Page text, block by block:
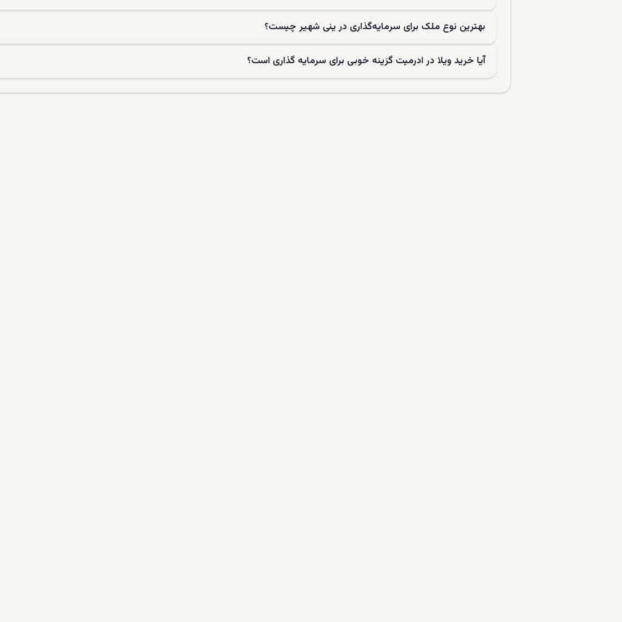
اتباع خارجی مجاز به خرید هر نوع ملک اعم از آپارتمان، ویلا یا زمین هستند، اما برای زمین،
طرح توسعه ضروری است. پس از خرید، امکان درخواست اقامت ترکیه وجود دارد و در
ارزش ملک به حد نصاب قانونی برای شهروندی برسد، خریدار می‌تواند برای دریافت
اقدام کند. رعایت این قوانین و بررسی دقیق مدارک باعث می‌شود فرایند خرید در ادرمیت
بهترین نوع ملک برای سرمایه‌گذاری در ینی‌ شهیر چیست؟
آیا خرید ویلا در ادرمیت گزینه خوبی برای سرمایه ‌گذاری است؟